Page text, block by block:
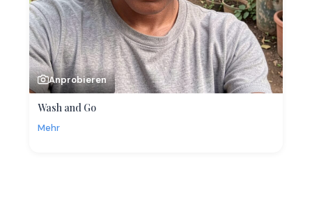
Anprobieren
Wash and Go
Mehr